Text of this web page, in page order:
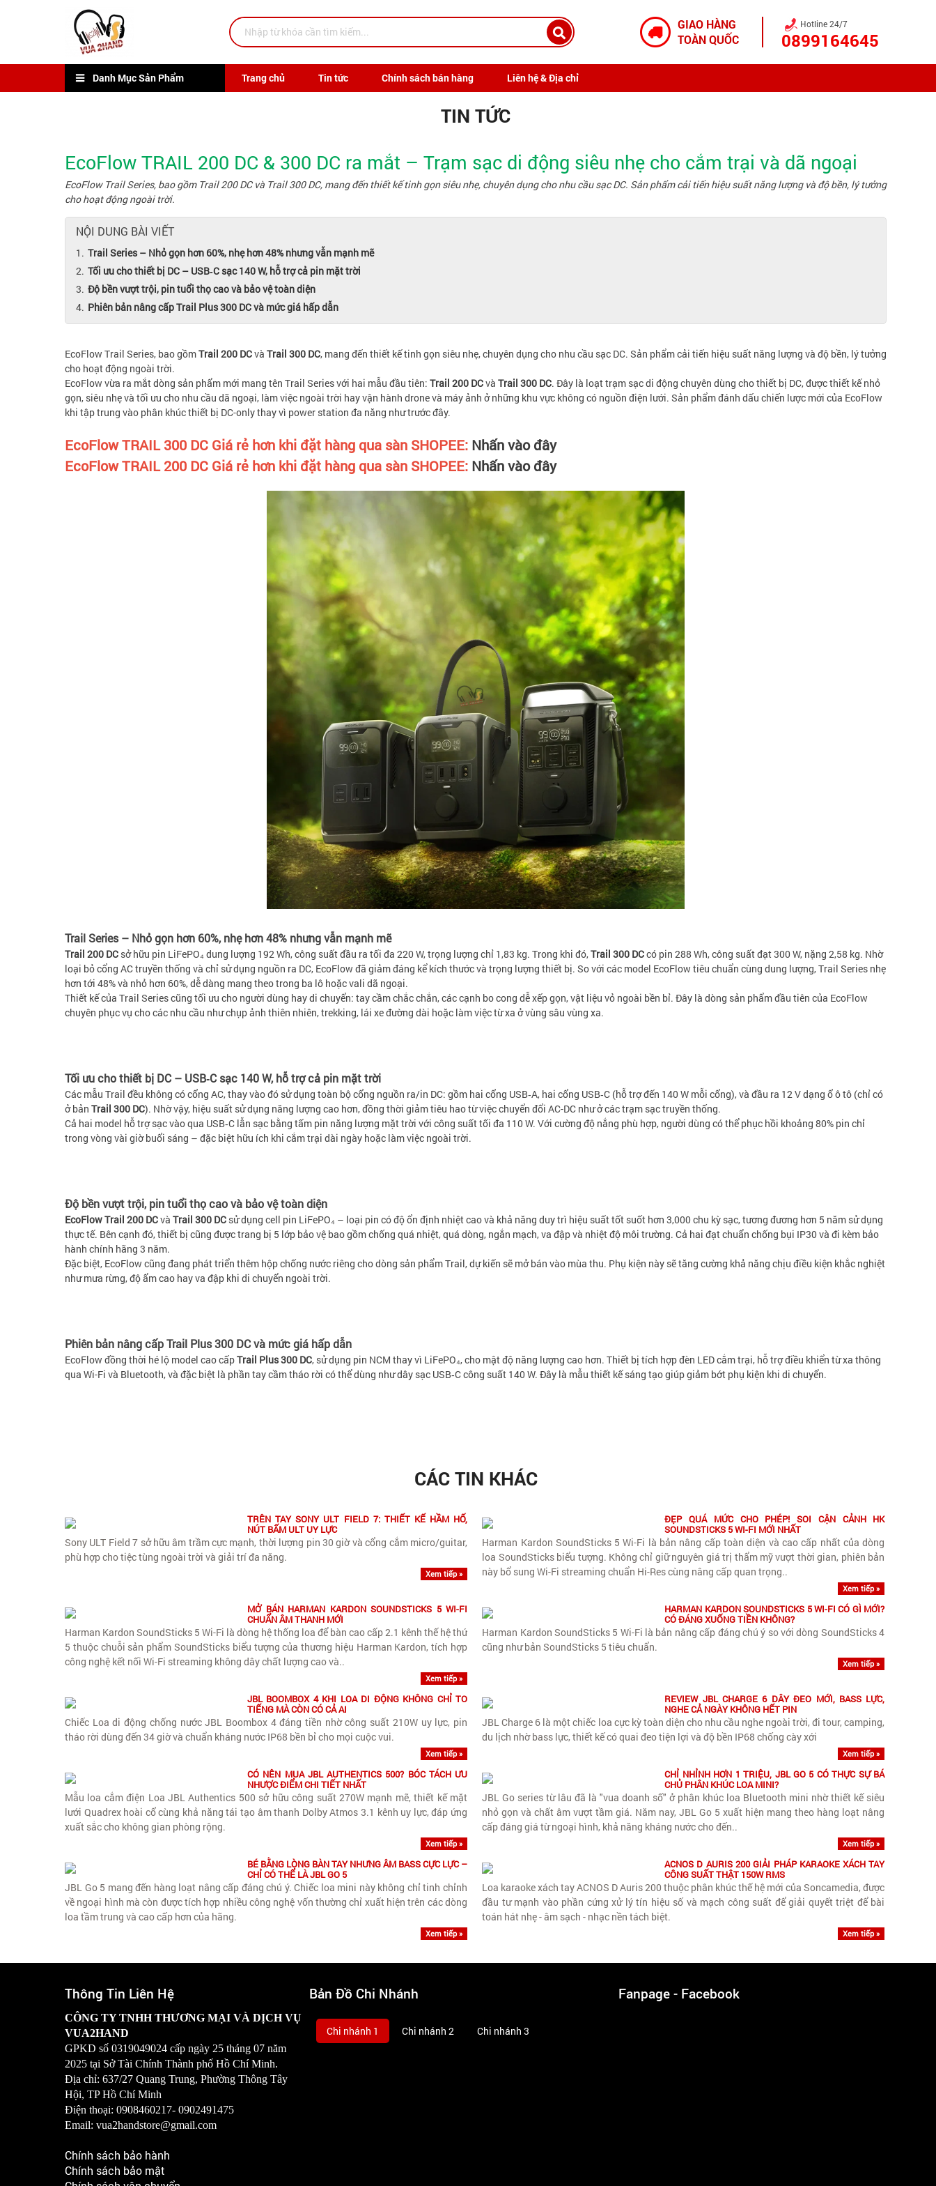
GIAO HÀNG
TOÀN QUỐC
Hotline 24/7
0899164645
Trang chủ Tin tức Chính sách bán hàng Liên hệ & Địa chỉ
Danh Mục Sản Phẩm
TIN TỨC
EcoFlow TRAIL 200 DC & 300 DC ra mắt – Trạm sạc di động siêu nhẹ cho cắm trại và dã ngoại
EcoFlow Trail Series, bao gồm Trail 200 DC và Trail 300 DC, mang đến thiết kế tinh gọn siêu nhẹ, chuyên dụng cho nhu cầu sạc DC. Sản phẩm cải tiến hiệu suất năng lượng và độ bền, lý tưởng
cho hoạt động ngoài trời.
NỘI DUNG BÀI VIẾT
Trail Series – Nhỏ gọn hơn 60%, nhẹ hơn 48% nhưng vẫn mạnh mẽ
Tối ưu cho thiết bị DC – USB‑C sạc 140 W, hỗ trợ cả pin mặt trời
Độ bền vượt trội, pin tuổi thọ cao và bảo vệ toàn diện
Phiên bản nâng cấp Trail Plus 300 DC và mức giá hấp dẫn
EcoFlow Trail Series, bao gồmTrail 200 DCvà Trail 300 DC, mang đến thiết kế tinh gọn siêu nhẹ, chuyên dụng cho nhu cầu sạc DC. Sản phẩm cải tiến hiệu suất năng lượng và độ bền, lý tưởng
cho hoạt động ngoài trời.
EcoFlow vừa ra mắt dòng sản phẩm mới mang tên Trail Series với hai mẫu đầu tiên: Trail 200 DCvà Trail 300 DC. Đây là loạt trạm sạc di động chuyên dùng cho thiết bị DC, được thiết kế nhỏ
gọn, siêu nhẹ và tối ưu cho nhu cầu dã ngoại, làm việc ngoài trời hay vận hành drone và máy ảnh ở những khu vực không có nguồn điện lưới. Sản phẩm đánh dấu chiến lược mới của EcoFlow
khi tập trung vào phân khúc thiết bị DC-only thay vì power station đa năng như trước đây.
EcoFlow TRAIL 300 DC Giá rẻ hơn khi đặt hàng qua sàn SHOPEE: Nhấn vào đây
EcoFlow TRAIL 200 DC Giá rẻ hơn khi đặt hàng qua sàn SHOPEE: Nhấn vào đây
Trail Series – Nhỏ gọn hơn 60%, nhẹ hơn 48% nhưng vẫn mạnh mẽ
Trail 200 DC sở hữu pin LiFePO₄ dung lượng 192 Wh, công suất đầu ra tối đa 220 W, trọng lượng chỉ 1,83 kg. Trong khi đó,Trail 300 DCcó pin 288 Wh, công suất đạt 300 W, nặng 2,58 kg. Nhờ
loại bỏ cổng AC truyền thống và chỉ sử dụng nguồn ra DC, EcoFlow đã giảm đáng kể kích thước và trọng lượng thiết bị. So với các model EcoFlow tiêu chuẩn cùng dung lượng, Trail Series nhẹ
hơn tới 48% và nhỏ hơn 60%, dễ dàng mang theo trong ba lô hoặc vali dã ngoại.
Thiết kế của Trail Series cũng tối ưu cho người dùng hay di chuyển: tay cầm chắc chắn, các cạnh bo cong dễ xếp gọn, vật liệu vỏ ngoài bền bỉ. Đây là dòng sản phẩm đầu tiên của EcoFlow
chuyên phục vụ cho các nhu cầu như chụp ảnh thiên nhiên, trekking, lái xe đường dài hoặc làm việc từ xa ở vùng sâu vùng xa.
Tối ưu cho thiết bị DC – USB‑C sạc 140 W, hỗ trợ cả pin mặt trời
Các mẫu Trail đều không có cổng AC, thay vào đó sử dụng toàn bộ cổng nguồn ra/in DC: gồm hai cổng USB‑A, hai cổng USB‑C (hỗ trợ đến 140 W mỗi cổng), và đầu ra 12 V dạng ổ ô tô (chỉ có
ở bản Trail 300 DC). Nhờ vậy, hiệu suất sử dụng năng lượng cao hơn, đồng thời giảm tiêu hao từ việc chuyển đổi AC-DC như ở các trạm sạc truyền thống.
Cả hai model hỗ trợ sạc vào qua USB‑C lẫn sạc bằng tấm pin năng lượng mặt trời với công suất tối đa 110 W. Với cường độ nắng phù hợp, người dùng có thể phục hồi khoảng 80% pin chỉ
trong vòng vài giờ buổi sáng – đặc biệt hữu ích khi cắm trại dài ngày hoặc làm việc ngoài trời.
Độ bền vượt trội, pin tuổi thọ cao và bảo vệ toàn diện
EcoFlow Trail 200 DCvà Trail 300 DC sử dụng cell pin LiFePO₄ – loại pin có độ ổn định nhiệt cao và khả năng duy trì hiệu suất tốt suốt hơn 3,000 chu kỳ sạc, tương đương hơn 5 năm sử dụng
thực tế. Bên cạnh đó, thiết bị cũng được trang bị 5 lớp bảo vệ bao gồm chống quá nhiệt, quá dòng, ngắn mạch, va đập và nhiệt độ môi trường. Cả hai đạt chuẩn chống bụi IP30 và đi kèm bảo
hành chính hãng 3 năm.
Đặc biệt, EcoFlow cũng đang phát triển thêm hộp chống nước riêng cho dòng sản phẩm Trail, dự kiến sẽ mở bán vào mùa thu. Phụ kiện này sẽ tăng cường khả năng chịu điều kiện khắc nghiệt
như mưa rừng, độ ẩm cao hay va đập khi di chuyển ngoài trời.
Phiên bản nâng cấp Trail Plus 300 DC và mức giá hấp dẫn
EcoFlow đồng thời hé lộ model cao cấpTrail Plus 300 DC, sử dụng pin NCM thay vì LiFePO₄, cho mật độ năng lượng cao hơn. Thiết bị tích hợp đèn LED cắm trại, hỗ trợ điều khiển từ xa thông
qua Wi-Fi và Bluetooth, và đặc biệt là phần tay cầm tháo rời có thể dùng như dây sạc USB‑C công suất 140 W. Đây là mẫu thiết kế sáng tạo giúp giảm bớt phụ kiện khi di chuyển.
CÁC TIN KHÁC
TRÊN TAY SONY ULT FIELD 7: THIẾT KẾ HẦM HỐ,
NÚT BẤM ULT UY LỰC
Sony ULT Field 7 sở hữu âm trầm cực mạnh, thời lượng pin 30 giờ và cổng cắm micro/guitar,
phù hợp cho tiệc tùng ngoài trời và giải trí đa năng.
Xem tiếp »
ĐẸP QUÁ MỨC CHO PHÉP! SOI CẬN CẢNH HK
SOUNDSTICKS 5 WI-FI MỚI NHẤT
Harman Kardon SoundSticks 5 Wi-Fi là bản nâng cấp toàn diện và cao cấp nhất của dòng
loa SoundSticks biểu tượng. Không chỉ giữ nguyên giá trị thẩm mỹ vượt thời gian, phiên bản
này bổ sung Wi-Fi streaming chuẩn Hi-Res cùng nâng cấp quan trọng..
Xem tiếp »
MỞ BÁN HARMAN KARDON SOUNDSTICKS 5 WI-FI
CHUẨN ÂM THANH MỚI
Harman Kardon SoundSticks 5 Wi-Fi là dòng hệ thống loa để bàn cao cấp 2.1 kênh thế hệ thứ
5 thuộc chuỗi sản phẩm SoundSticks biểu tượng của thương hiệu Harman Kardon, tích hợp
công nghệ kết nối Wi-Fi streaming không dây chất lượng cao và..
Xem tiếp »
HARMAN KARDON SOUNDSTICKS 5 WI-FI CÓ GÌ MỚI?
CÓ ĐÁNG XUỐNG TIỀN KHÔNG?
Harman Kardon SoundSticks 5 Wi-Fi là bản nâng cấp đáng chú ý so với dòng SoundSticks 4
cũng như bản SoundSticks 5 tiêu chuẩn.
Xem tiếp »
JBL BOOMBOX 4 KHI LOA DI ĐỘNG KHÔNG CHỈ TO
TIẾNG MÀ CÒN CÓ CẢ AI
Chiếc Loa di động chống nước JBL Boombox 4 đáng tiền nhờ công suất 210W uy lực, pin
tháo rời dùng đến 34 giờ và chuẩn kháng nước IP68 bền bỉ cho mọi cuộc vui.
Xem tiếp »
REVIEW JBL CHARGE 6 DÂY ĐEO MỚI, BASS LỰC,
NGHE CẢ NGÀY KHÔNG HẾT PIN
JBL Charge 6 là một chiếc loa cực kỳ toàn diện cho nhu cầu nghe ngoài trời, đi tour, camping,
du lịch nhờ bass lực, thiết kế có quai đeo tiện lợi và độ bền IP68 chống cày xới
Xem tiếp »
CÓ NÊN MUA JBL AUTHENTICS 500? BÓC TÁCH ƯU
NHƯỢC ĐIỂM CHI TIẾT NHẤT
Mẫu loa cắm điện Loa JBL Authentics 500 sở hữu công suất 270W mạnh mẽ, thiết kế mặt
lưới Quadrex hoài cổ cùng khả năng tái tạo âm thanh Dolby Atmos 3.1 kênh uy lực, đáp ứng
xuất sắc cho không gian phòng rộng.
Xem tiếp »
CHỈ NHỈNH HƠN 1 TRIỆU, JBL GO 5 CÓ THỰC SỰ BÁ
CHỦ PHÂN KHÚC LOA MINI?
JBL Go series từ lâu đã là "vua doanh số" ở phân khúc loa Bluetooth mini nhờ thiết kế siêu
nhỏ gọn và chất âm vượt tầm giá. Năm nay, JBL Go 5 xuất hiện mang theo hàng loạt nâng
cấp đáng giá từ ngoại hình, khả năng kháng nước cho đến..
Xem tiếp »
BÉ BẰNG LÒNG BÀN TAY NHƯNG ÂM BASS CỰC LỰC –
CHỈ CÓ THỂ LÀ JBL GO 5
JBL Go 5 mang đến hàng loạt nâng cấp đáng chú ý. Chiếc loa mini này không chỉ tinh chỉnh
về ngoại hình mà còn được tích hợp nhiều công nghệ vốn thường chỉ xuất hiện trên các dòng
loa tầm trung và cao cấp hơn của hãng.
Xem tiếp »
ACNOS D AURIS 200 GIẢI PHÁP KARAOKE XÁCH TAY
CÔNG SUẤT THẬT 150W RMS
Loa karaoke xách tay ACNOS D Auris 200 thuộc phân khúc thế hệ mới của Soncamedia, được
đầu tư mạnh vào phần cứng xử lý tín hiệu số và mạch công suất để giải quyết triệt để bài
toán hát nhẹ - âm sạch - nhạc nền tách biệt.
Xem tiếp »
Thông Tin Liên Hệ
CÔNG TY TNHH THƯƠNG MẠI VÀ DỊCH VỤ
VUA2HAND
GPKD số 0319049024 cấp ngày 25 tháng 07 năm
2025 tại Sở Tài Chính Thành phố Hồ Chí Minh.
Địa chỉ: 637/27 Quang Trung, Phường Thông Tây
Hội, TP Hồ Chí Minh
Điện thoại: 0908460217- 0902491475
Email: vua2handstore@gmail.com
Chính sách bảo hành
Chính sách bảo mật
Bản Đồ Chi Nhánh
Chi nhánh 1 Chi nhánh 2 Chi nhánh 3
Fanpage - Facebook